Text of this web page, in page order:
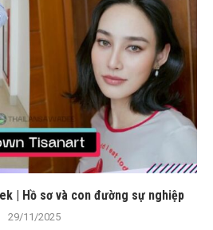
| Hồ sơ và con đường sự nghiệp
29/11/2025